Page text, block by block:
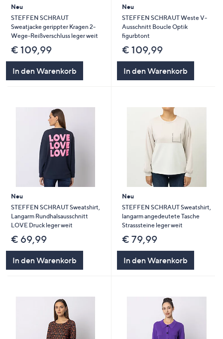
Neu
STEFFEN SCHRAUT
Sweatjacke gerippter Kragen 2-
Wege-Reißverschluss leger weit
€ 109,99
In den Warenkorb
Neu
STEFFEN SCHRAUT Weste V-
Ausschnitt Boucle Optik
figurbtont
€ 109,99
In den Warenkorb
Neu
STEFFEN SCHRAUT Sweatshirt,
Langarm Rundhalsausschnitt
LOVE Druck leger weit
€ 69,99
In den Warenkorb
Neu
STEFFEN SCHRAUT Sweatshirt,
langarm angedeutete Tasche
Strasssteine leger weit
€ 79,99
In den Warenkorb